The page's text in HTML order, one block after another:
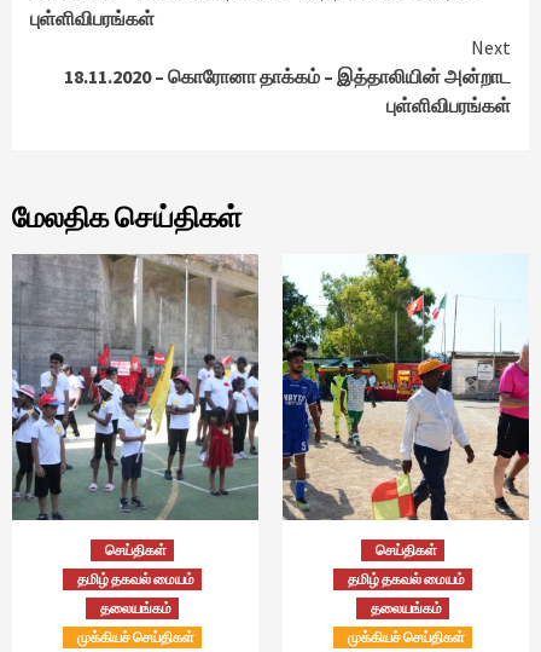
Reading
புள்ளிவிபரங்கள்
Next
18.11.2020 – கொரோனா தாக்கம் – இத்தாலியின் அன்றாட
புள்ளிவிபரங்கள்
மேலதிக செய்திகள்
செய்திகள்
தமிழ் தகவல் மையம்
தலையங்கம்
முக்கியச் செய்திகள்
செய்திகள்
தமிழ் தகவல் மையம்
தலையங்கம்
முக்கியச் செய்திகள்